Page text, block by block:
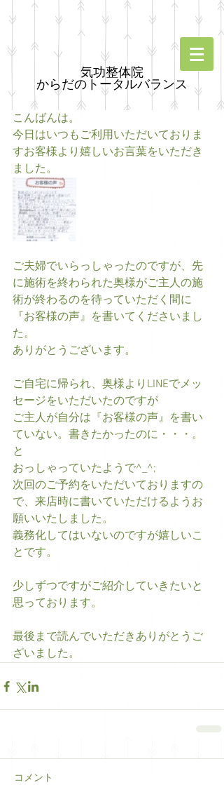
気功整体院
からだのトータルバランス
こんばんは。
今日はいつもご利用いただいておりま
すお客様より嬉しいお言葉をいただき
ました。
ご夫婦でいらっしゃったのですが、先
に施術を終わられた奥様がご主人の施
術が終わるのを待っていただく間に
『お客様の声』を書いてくださいまし
た。
ありがとうございます。
ご自宅に帰られ、奥様よりLINEでメッ
セージをいただいたのですが
ご主人が自分は『お客様の声』を書い
ていない。書きたかったのに・・・。
と
おっしゃっていたようで^_^;
次回のご予約をいただいておりますの
で、来店時に書いていただけるようお
願いいたしました。
義務化してはいないのですが嬉しいこ
とです。
少しずつですがご紹介していきたいと
思っております。
最後まで読んでいただきありがとうご
ざいました。
コメント